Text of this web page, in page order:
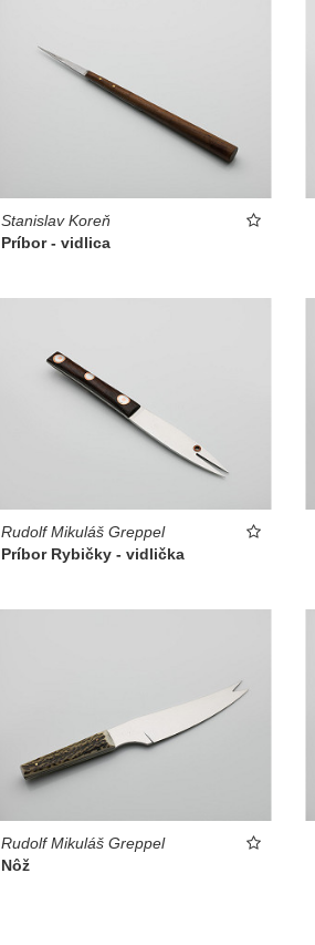
Stanislav Koreň
Príbor - vidlica
Rudolf Mikuláš Greppel
Príbor Rybičky - vidlička
Rudolf Mikuláš Greppel
Nôž